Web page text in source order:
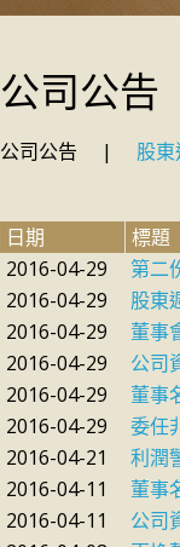
公司公告
公司公告 | 股
日期
標題
2016-04-29
第二
2016-04-29
股東
2016-04-29
董事
2016-04-29
公司
2016-04-29
董事
2016-04-29
委任
2016-04-21
利潤
2016-04-11
董事
2016-04-11
公司